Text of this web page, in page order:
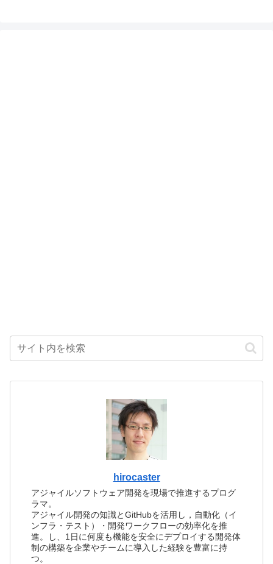
hirocaster
アジャイルソフトウェア開発を現場で推進するプログ
ラマ。
アジャイル開発の知識とGitHubを活用し，自動化（イ
ンフラ・テスト）・開発ワークフローの効率化を推
進。し、1日に何度も機能を安全にデプロイする開発体
制の構築を企業やチームに導入した経験を豊富に持
つ。